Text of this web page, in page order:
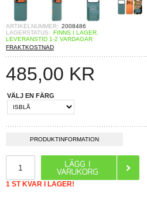
ARTIKELNUMMER: 2008486
LAGERSTATUS: FINNS I LAGER.
LEVERANSTID 1-2 VARDAGAR
FRAKTKOSTNAD
485,00 KR
VÄLJ EN FÄRG
PRODUKTINFORMATION
1 ST KVAR I LAGER!